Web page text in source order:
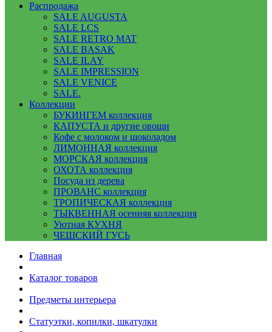
Распродажа
SALE AUGUSTA
SALE LCS
SALE RETRO MAT
SALE BASAK
SALE ILAY
SALE IMPRESSION
SALE VENICE
SALE.
Коллекции
БУКИНГЕМ коллекция
КАПУСТА и другие овощи
Кофе с молоком и шоколадом
ЛИМОННАЯ коллекция
МОРСКАЯ коллекция
ОХОТА коллекция
Посуда из дерева
ПРОВАНС коллекция
ТРОПИЧЕСКАЯ коллекция
ТЫКВЕННАЯ осенняя коллекция
Уютная КУХНЯ
ЧЕШСКИЙ ГУСЬ
Главная
Каталог товаров
Предметы интерьера
Статуэтки, копилки, шкатулки